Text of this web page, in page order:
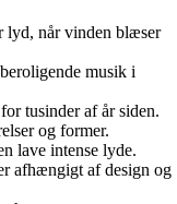
lyd, når vinden blæser
musik i
tusinder af år siden.
og former.
lave intense lyde.
afhængigt af design og